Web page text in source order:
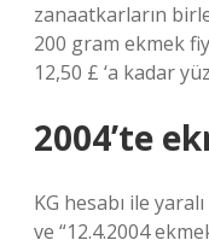
zanaatkarların
200 gram ekmek
12,50 £ ‘a kadar
2004’te
KG hesabı ile
ve “12.4.2004